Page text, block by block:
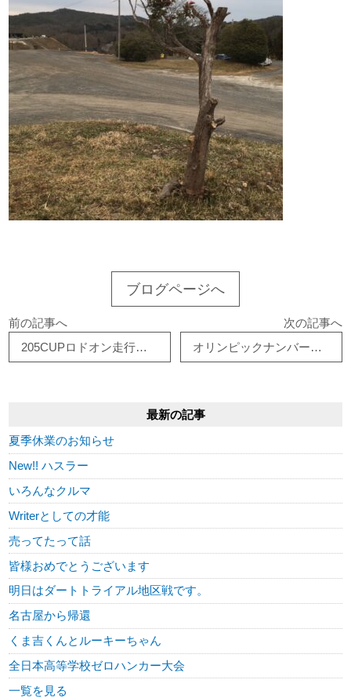
ブログページへ
前の記事へ
205CUPロドオン走行会開催！！
次の記事へ
オリンピックナンバーもらえる
最新の記事
夏季休業のお知らせ
New!! ハスラー
いろんなクルマ
Writerとしての才能
売ってたって話
皆様おめでとうございます
明日はダートトライアル地区戦です。
名古屋から帰還
くま吉くんとルーキーちゃん
全日本高等学校ゼロハンカー大会
一覧を見る